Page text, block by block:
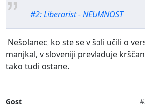
#2: Liberarist - NEUMNOST
Nešolanec, ko ste se v šoli učili o
manjkal, v sloveniji prevladuje
tako tudi ostane.
Gost